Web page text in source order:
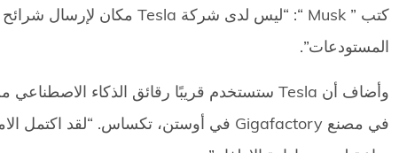
المستودعات”.